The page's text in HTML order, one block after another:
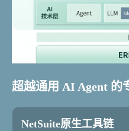
超越通用 AI Agent 的
NetSuite原生工具链